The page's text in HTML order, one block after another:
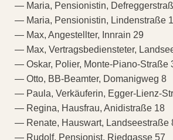
— Maria, Pensionistin,
— Maria, Pensionistin, Lindenstraße
— Max, Angestellter, Innrain 29
— Max, Vertragsbediensteter,
— Oskar, Polier, Monte-Piano-Straße
— Otto, BB-Beamter, Domanigweg 8
— Paula, Verkäuferin, Egger-Lienz-
— Regina, Hausfrau, Anidistraße 18
— Renate, Hauswart, Landseestraße
— Rudolf, Pensionist, Riedgasse 57